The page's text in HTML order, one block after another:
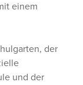
einem
der
und der